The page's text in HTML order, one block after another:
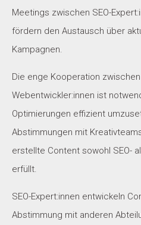
Meetings zwischen SEO-
fördern den Austausch über
Kampagnen.
Die enge Kooperation zwischen
Webentwickler:innen ist
Optimierungen effizient
Abstimmungen mit
erstellte Content sowohl SEO-
erfüllt.
SEO-Expert:innen entwickeln
Abstimmung mit anderen